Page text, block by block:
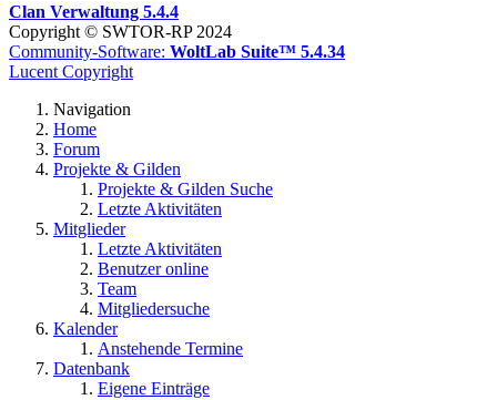
Clan Verwaltung 5.4.4
Copyright © SWTOR-RP 2024
Community-Software: WoltLab Suite™ 5.4.34
Lucent Copyright
Navigation
Home
Forum
Projekte & Gilden
Projekte & Gilden Suche
Letzte Aktivitäten
Mitglieder
Letzte Aktivitäten
Benutzer online
Team
Mitgliedersuche
Kalender
Anstehende Termine
Datenbank
Eigene Einträge